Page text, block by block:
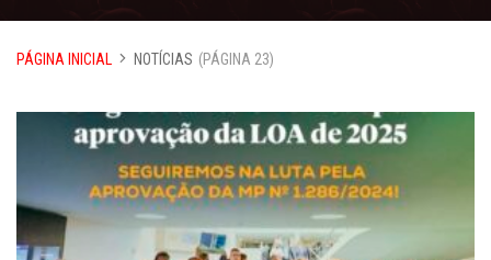
PÁGINA INICIAL NOTÍCIAS (PÁGINA 23)